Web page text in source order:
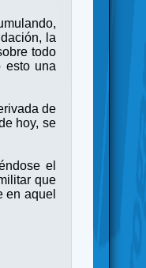
la
todo
esto una
de
hoy, se
el
que
en aquel